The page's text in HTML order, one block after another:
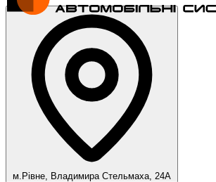
м.Рівне, Владимира Стельмаха, 24А